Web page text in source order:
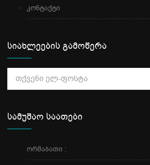
კონტაქტი
სიახლეების გამოწერა
სამუშაო საათები
ორშაბათი :